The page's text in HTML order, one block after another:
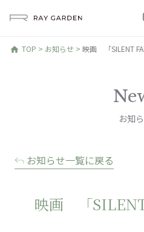
home TOP > お知らせ > 映画 「SILENT
お知
お知らせ一覧に戻る
映画 「SILENT